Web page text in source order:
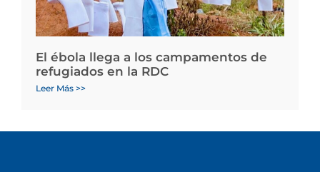
El ébola llega a los campamentos de
refugiados en la RDC
Leer Más >>